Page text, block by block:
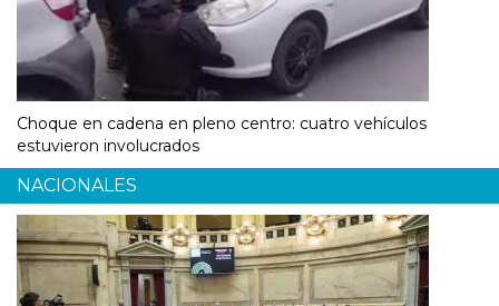
Choque en cadena en pleno centro: cuatro vehículos
estuvieron involucrados
NACIONALES